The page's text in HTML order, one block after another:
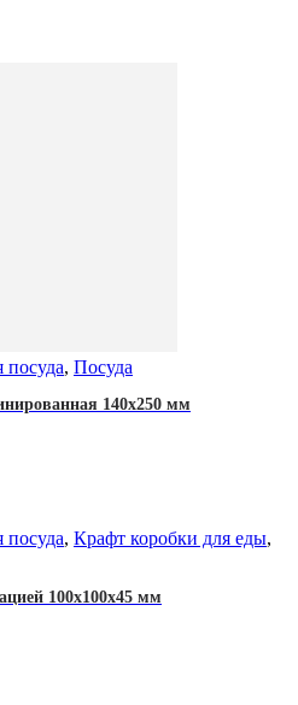
посуда, Посуда
140х250 мм
посуда, Крафт коробки для еды,
100x100x45 мм